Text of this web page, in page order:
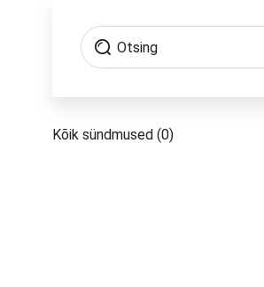
Kõik sündmused (0)